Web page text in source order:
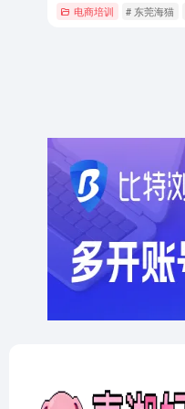
电商培训 # 东莞海猫